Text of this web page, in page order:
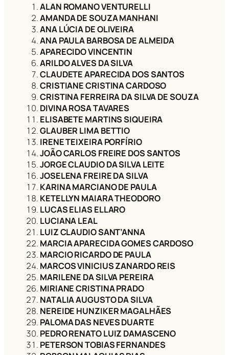
ALAN ROMANO VENTURELLI
AMANDA DE SOUZA MANHANI
ANA LÚCIA DE OLIVEIRA
ANA PAULA BARBOSA DE ALMEIDA
APARECIDO VINCENTIN
ARILDO ALVES DA SILVA
CLAUDETE APARECIDA DOS SANTOS
CRISTIANE CRISTINA CARDOSO
CRISTINA FERREIRA DA SILVA DE SOUZA
DIVINA ROSA TAVARES
ELISABETE MARTINS SIQUEIRA
GLAUBER LIMA BETTIO
IRENE TEIXEIRA PORFÍRIO
JOÃO CARLOS FREIRE DOS SANTOS
JORGE CLAUDIO DA SILVA LEITE
JOSELENA FREIRE DA SILVA
KARINA MARCIANO DE PAULA
KETELLYN MAIARA THEODORO
LUCAS ELIAS ELLARO
LUCIANA LEAL
LUIZ CLAUDIO SANT’ANNA
MARCIA APARECIDA GOMES CARDOSO
MARCIO RICARDO DE PAULA
MARCOS VINICIUS ZANARDO REIS
MARILENE DA SILVA PEREIRA
MIRIANE CRISTINA PRADO
NATALIA AUGUSTO DA SILVA
NEREIDE HUNZIKER MAGALHÃES
PALOMA DAS NEVES DUARTE
PEDRO RENATO LUIZ DAMASCENO
PETERSON TOBIAS FERNANDES